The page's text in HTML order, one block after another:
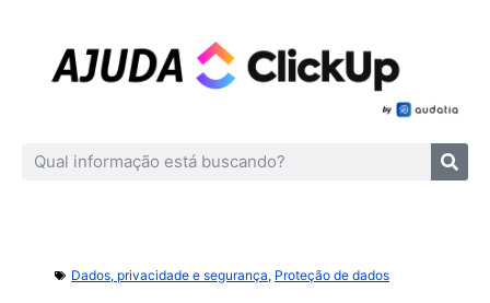
Dados, privacidade e segurança, Proteção de dados